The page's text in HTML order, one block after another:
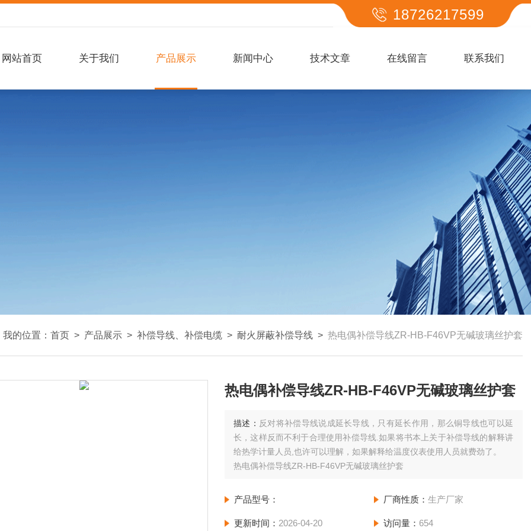
18726217599
网站首页 关于我们 产品展示 新闻中心 技术文章 在线留言 联系我们
我的位置： 首页 > 产品展示 > 补偿导线、补偿电缆 > 耐火屏蔽补偿导线 > 热电偶补偿导线ZR-HB-F46VP无碱玻璃丝护套
热电偶补偿导线ZR-HB-F46VP无碱玻璃丝护套
描述： 反对将补偿导线说成延长导线，只有延长作用，那么铜导线也可以延
长，这样反而不利于合理使用补偿导线.如果将书本上关于补偿导线的解释讲
给热学计量人员,也许可以理解，如果解释给温度仪表使用人员就费劲了。
热电偶补偿导线ZR-HB-F46VP无碱玻璃丝护套
产品型号： 厂商性质： 生产厂家
更新时间： 2026-04-20 访问量： 654